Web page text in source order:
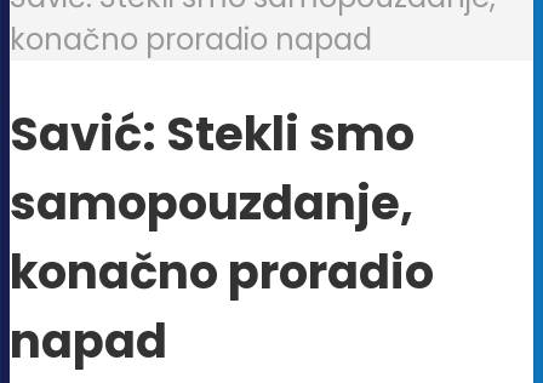
konačno proradio napad
Savić: Stekli smo
samopouzdanje,
konačno proradio
napad